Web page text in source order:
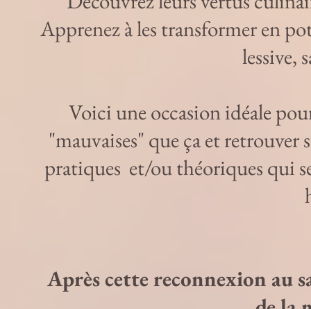
Apprenez à les transformer en
lessive,
Voici une occasion idéale
"mauvaises" que ça et
pratiques et/ou théoriques qui
Après cette reconnexion au